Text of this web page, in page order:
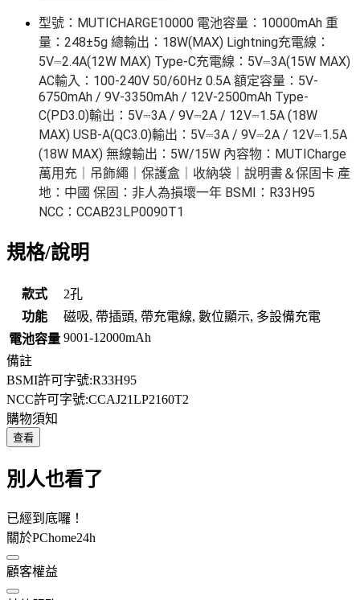
型號：MUTICHARGE10000 電池容量：10000mAh 重
量：248±5g 總輸出：18W(MAX) Lightning充電線：
5V⎓2.4A(12W MAX) Type-C充電線：5V⎓3A(15W MAX)
AC輸入：100-240V 50/60Hz 0.5A 額定容量：5V-
6750mAh / 9V-3350mAh / 12V-2500mAh Type-
C(PD3.0)輸出：5V⎓3A / 9V⎓2A / 12V⎓1.5A (18W
MAX) USB-A(QC3.0)輸出：5V⎓3A / 9V⎓2A / 12V⎓1.5A
(18W MAX) 無線輸出：5W/15W 內容物：MUTICharge
萬用充｜吊飾繩｜保護盒｜收納袋｜說明書＆保固卡 產
地：中國 保固：非人為損壞一年 BSMI：R33H95
NCC：CCAB23LP0090T1
規格/說明
款式
2孔
功能
磁吸, 帶插頭, 帶充電線, 數位顯示, 多設備充電
電池容量 9001-12000mAh
備註
BSMI許可字號:R33H95
NCC許可字號:CCAJ21LP2160T2
購物須知
查看
別人也看了
已經到底囉！
關於PChome24h
顧客權益